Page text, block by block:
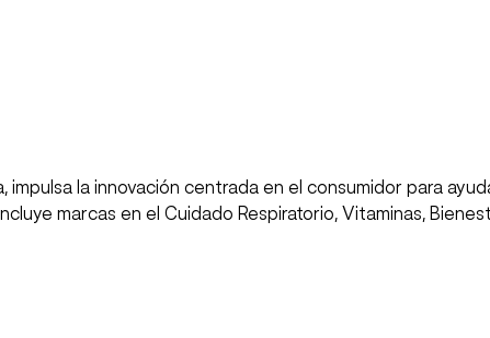
la innovación centrada en el consumidor para
marcas en el Cuidado Respiratorio, Vitaminas,